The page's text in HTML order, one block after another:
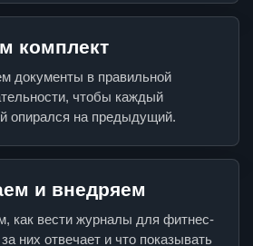
комплект
документы в правильной
чтобы каждый
опирался на предыдущий.
и внедряем
как вести журналы для фитнес-
них отвечает и что показывать